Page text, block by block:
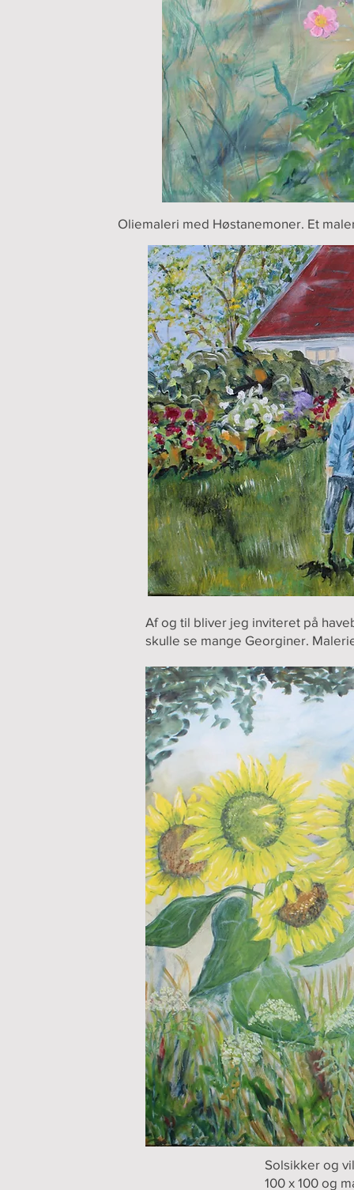
Oliemaleri med Høstanemoner. Et
Af og til bliver jeg inviteret på
skulle se mange Georginer.
Solsikker og
100 x 100 og